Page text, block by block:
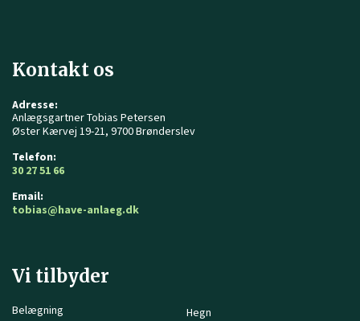
Kontakt os
Adresse:
Anlægsgartner Tobias Petersen
Øster Kærvej 19-21, 9700 Brønderslev
Telefon:
30 27 51 66
Email:
tobias@have-anlaeg.dk
Vi tilbyder
Belægning
Hegn